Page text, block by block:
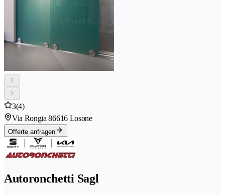
3(4)
Via Rongia 86616 Losone
Offerte anfragen
Autoronchetti Sagl